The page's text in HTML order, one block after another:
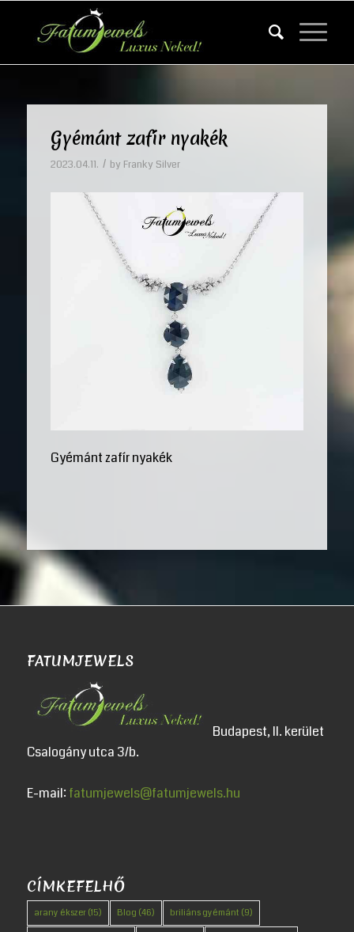
Gyémánt zafír nyakék
2023.04.11. / by Franky Silver
Gyémánt zafír nyakék
FATUMJEWELS
Budapest, II. kerület
Csalogány utca 3/b.
E-mail: fatumjewels@fatumjewels.hu
CÍMKEFELHŐ
arany ékszer(15) Blog (46) briliáns gyémánt (9)